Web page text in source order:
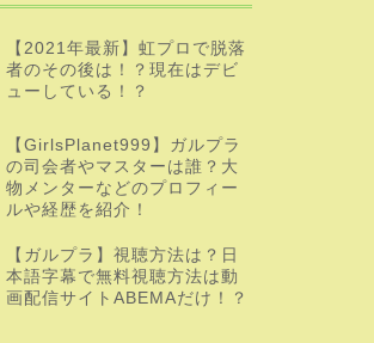
【2021年最新】虹プロで脱落
者のその後は！？現在はデビ
ューしている！？
【GirlsPlanet999】ガルプラ
の司会者やマスターは誰？大
物メンターなどのプロフィー
ルや経歴を紹介！
【ガルプラ】視聴方法は？日
本語字幕で無料視聴方法は動
画配信サイトABEMAだけ！？